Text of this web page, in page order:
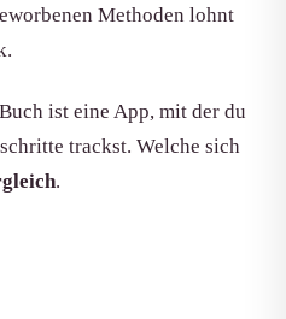
Methoden lohnt
ist eine App, mit der du
trackst. Welche sich
.